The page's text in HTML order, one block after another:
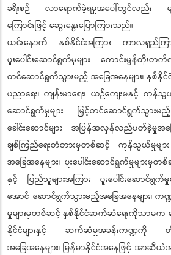
ခရီးစဉ် လာရောက်ခဲ့ရမှုအပေါ်တွင်လည်း မျာ
ကြောင်းဖြင့် ဆွေးနွေးပြောကြားသည်။
ယင်းနောက် နှစ်နိုင်ငံအကြား ကာလရှည်ကြာ
ပူးပေါင်းဆောင်ရွက်မှုများ ကောင်းမွန်တို
တင်ဆောင်ရွက်သွားမည့် အခြေအနေများ၊ နှစ်နိုင်ငံအ
ပညာရေး၊ ကျန်းမာရေး၊ ယဉ်ကျေးမှုနှင့် ကုန်သွ
ဆောင်ရွက်မှုများ မြှင့်တင်ဆောင်ရွက်သွားမ
ခေါင်းဆောင်များ အပြန်အလှန်လည်ပတ်ခဲ့မှုအခ
ချစ်ကြည်ရေးတံတားမှတစ်ဆင့် ကုန်သွယ်မှုမျ
အခြေအနေများ၊ ပူးပေါင်းဆောင်ရွက်မှုများမှတ
နှင့် ပြည်သူများအကြား ပူးပေါင်းဆောင်
အောင် ဆောင်ရွက်သွားမည့်အခြေအနေများ၊ ကဏ္ဍ
မှုများမှတစ်ဆင့် နှစ်နိုင်ငံဆက်ဆံရေးကိုသာမက ဒ
နိုင်ငံများနှင့် ဆက်ဆံမှုအခန်းကဏ္ဍကို တိုး
အခြေအနေများ၊ မြန်မာနိုင်ငံအနေဖြင့် အာ